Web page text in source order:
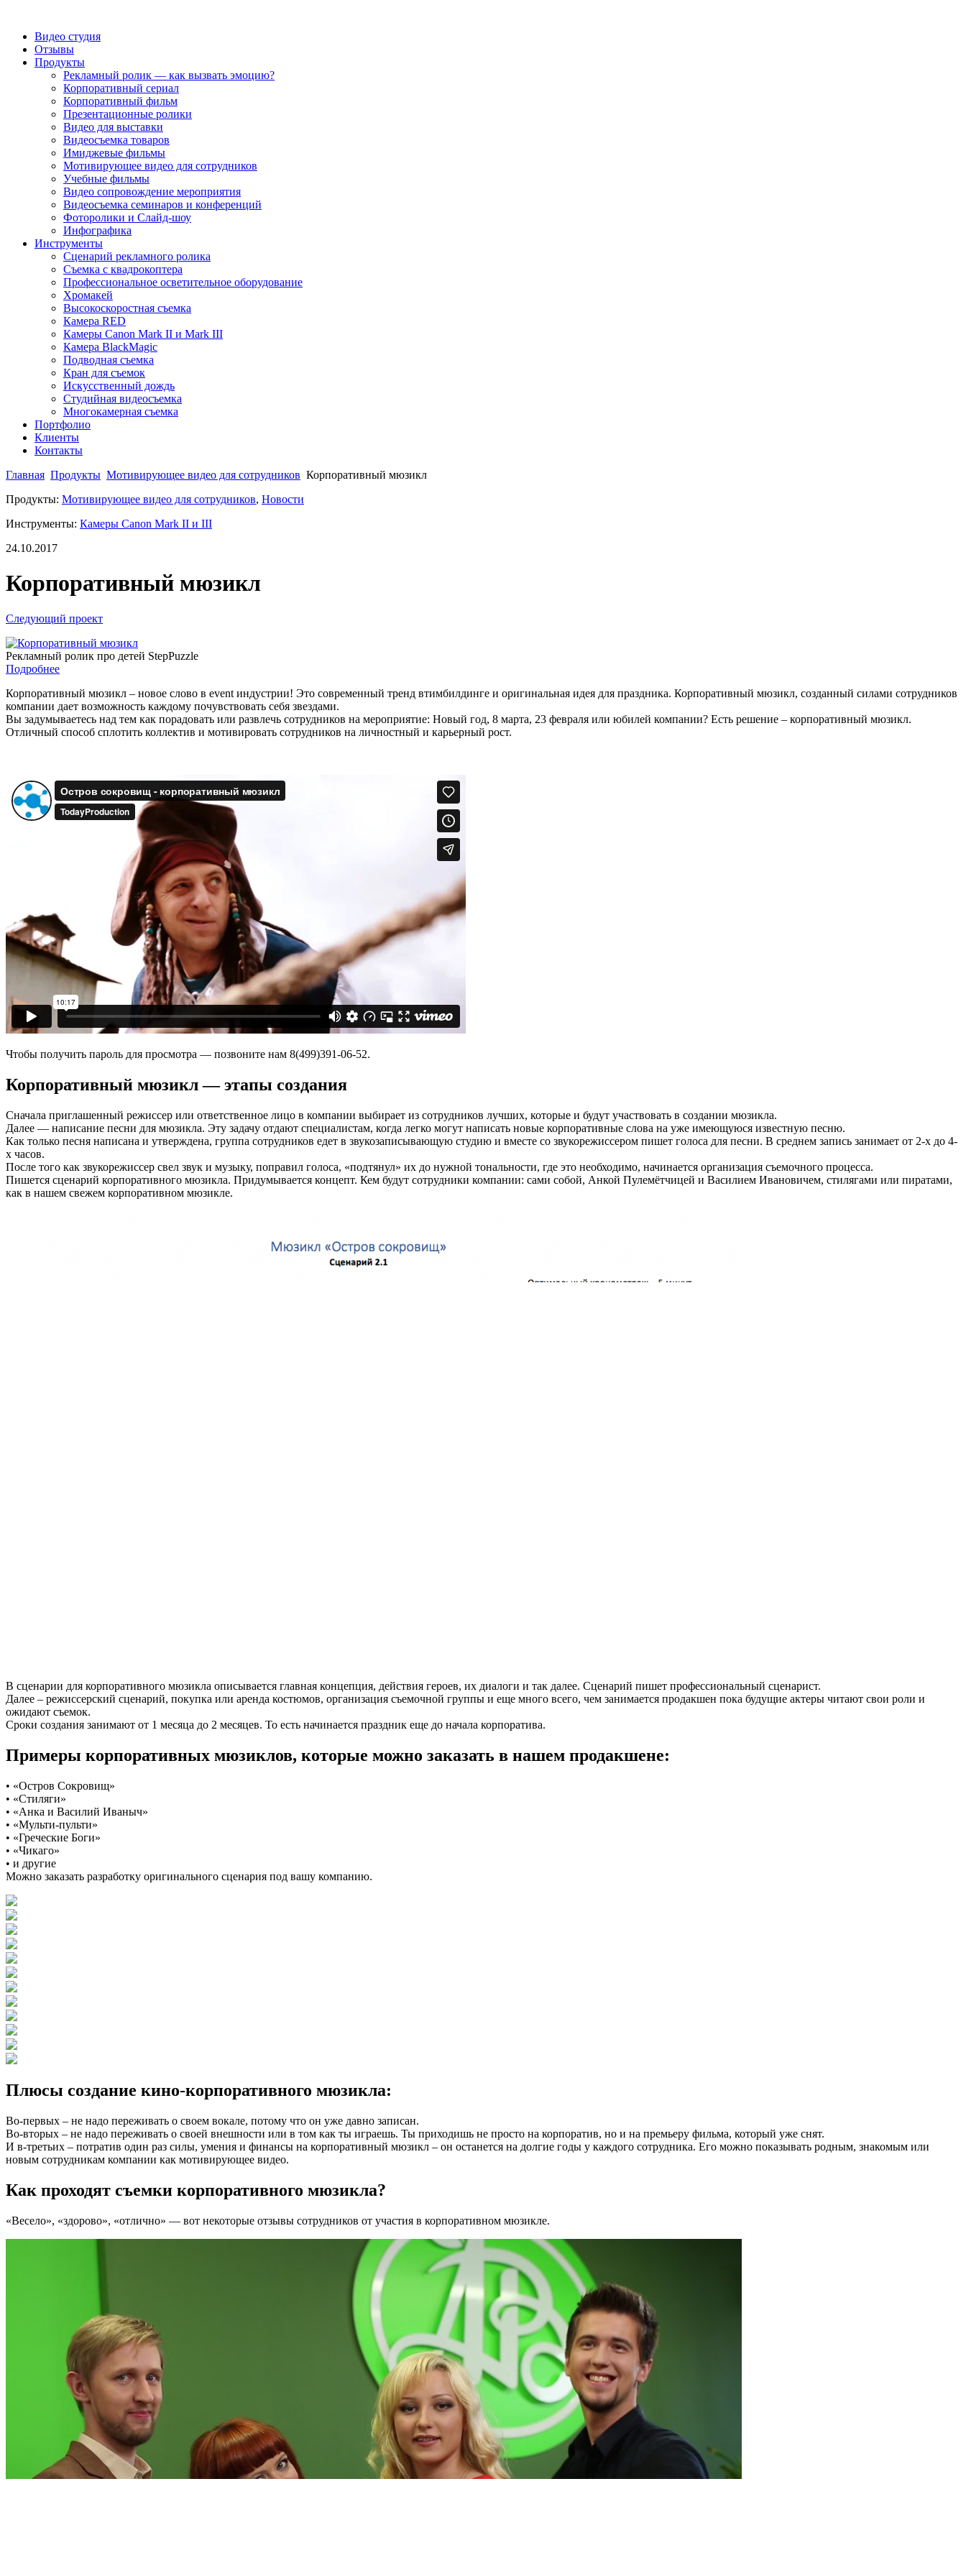
Видео студия
Отзывы
Продукты
Рекламный ролик — как вызвать эмоцию?
Корпоративный сериал
Корпоративный фильм
Презентационные ролики
Видео для выставки
Видеосъемка товаров
Имиджевые фильмы
Мотивирующее видео для сотрудников
Учебные фильмы
Видео сопровождение мероприятия
Видеосъемка семинаров и конференций
Фоторолики и Слайд-шоу
Инфографика
Инструменты
Сценарий рекламного ролика
Съемка с квадрокоптера
Профессиональное осветительное оборудование
Хромакей
Высокоскоростная съемка
Камера RED
Камеры Canon Mark II и Mark III
Камера BlackMagic
Подводная съемка
Кран для съемок
Искусственный дождь
Студийная видеосъемка
Многокамерная съемка
Портфолио
Клиенты
Контакты
Главная Продукты Мотивирующее видео для сотрудников Корпоративный мюзикл
Продукты: Мотивирующее видео для сотрудников, Новости
Инструменты: Камеры Canon Mark II и III
24.10.2017
Корпоративный мюзикл
Следующий проект
Рекламный ролик про детей StepPuzzle
Подробнее
Корпоративный мюзикл – новое слово в event индустрии! Это современный тренд втимбилдинге и оригинальная идея для праздника. Корпоративный мюзикл, созданный силами сотрудников
компании дает возможность каждому почувствовать себя звездами.
Вы задумываетесь над тем как порадовать или развлечь сотрудников на мероприятие: Новый год, 8 марта, 23 февраля или юбилей компании? Есть решение – корпоративный мюзикл.
Отличный способ сплотить коллектив и мотивировать сотрудников на личностный и карьерный рост.
Чтобы получить пароль для просмотра — позвоните нам 8(499)391-06-52.
Корпоративный мюзикл — этапы создания
Сначала приглашенный режиссер или ответственное лицо в компании выбирает из сотрудников лучших, которые и будут участвовать в создании мюзикла.
Далее — написание песни для мюзикла. Эту задачу отдают специалистам, когда легко могут написать новые корпоративные слова на уже имеющуюся известную песню.
Как только песня написана и утверждена, группа сотрудников едет в звукозаписывающую студию и вместе со звукорежиссером пишет голоса для песни. В среднем запись занимает от 2-х до 4-
х часов.
После того как звукорежиссер свел звук и музыку, поправил голоса, «подтянул» их до нужной тональности, где это необходимо, начинается организация съемочного процесса.
Пишется сценарий корпоративного мюзикла. Придумывается концепт. Кем будут сотрудники компании: сами собой, Анкой Пулемётчицей и Василием Ивановичем, стилягами или пиратами,
как в нашем свежем корпоративном мюзикле.
В сценарии для корпоративного мюзикла описывается главная концепция, действия героев, их диалоги и так далее. Сценарий пишет профессиональный сценарист.
Далее – режиссерский сценарий, покупка или аренда костюмов, организация съемочной группы и еще много всего, чем занимается продакшен пока будущие актеры читают свои роли и
ожидают съемок.
Сроки создания занимают от 1 месяца до 2 месяцев. То есть начинается праздник еще до начала корпоратива.
Примеры корпоративных мюзиклов, которые можно заказать в нашем продакшене:
• «Остров Сокровищ»
• «Стиляги»
• «Анка и Василий Иваныч»
• «Мульти-пульти»
• «Греческие Боги»
• «Чикаго»
• и другие
Можно заказать разработку оригинального сценария под вашу компанию.
Плюсы создание кино-корпоративного мюзикла:
Во-первых – не надо переживать о своем вокале, потому что он уже давно записан.
Во-вторых – не надо переживать о своей внешности или в том как ты играешь. Ты приходишь не просто на корпоратив, но и на премьеру фильма, который уже снят.
И в-третьих – потратив один раз силы, умения и финансы на корпоративный мюзикл – он останется на долгие годы у каждого сотрудника. Его можно показывать родным, знакомым или
новым сотрудникам компании как мотивирующее видео.
Как проходят съемки корпоративного мюзикла?
«Весело», «здорово», «отлично» — вот некоторые отзывы сотрудников от участия в корпоративном мюзикле.